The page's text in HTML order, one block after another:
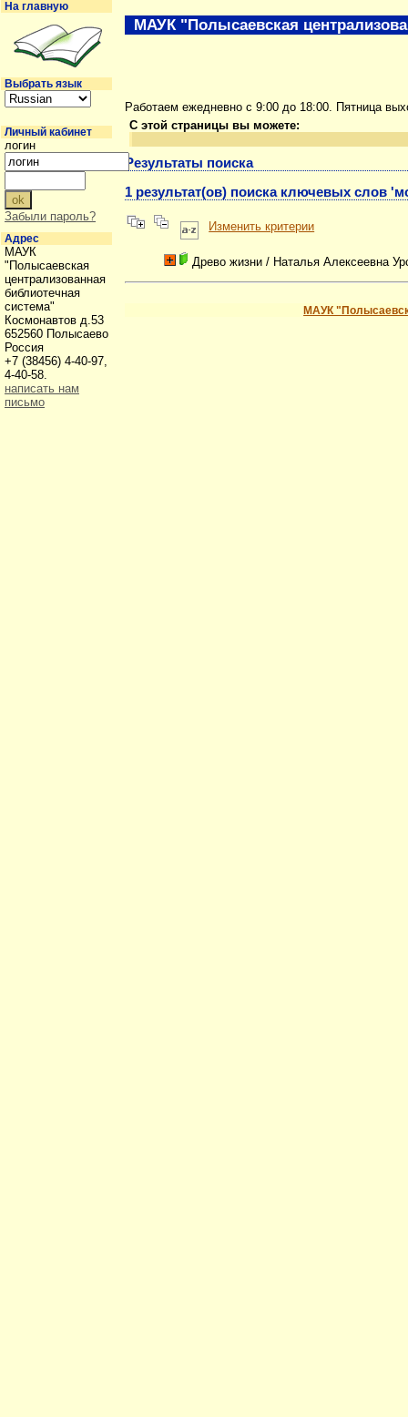
Работаем ежедневно с 9:00 до 18:00. Пятница
С этой страницы вы можете:
Результаты поиска
1 результат(ов) поиска ключевых слов
Изменить критерии
Древо жизни / Наталья Алексеевна
МАУК
МАУК "Полысаевская
На главную
Выбрать язык
Личный кабинет
логин
Забыли пароль?
Адрес
МАУК
"Полысаевская
централизованная
библиотечная
система"
Космонавтов д.53
652560 Полысаево
Россия
+7 (38456) 4-40-97,
4-40-58.
написать нам
письмо